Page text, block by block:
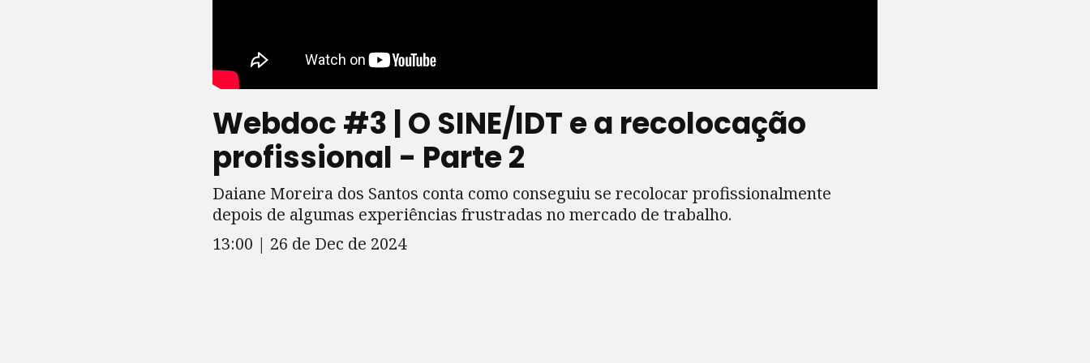
Webdoc #3 | O SINE/IDT e a recolocação
profissional - Parte 2
Daiane Moreira dos Santos conta como conseguiu se recolocar profissionalmente
depois de algumas experiências frustradas no mercado de trabalho.
13:00 | 26 de Dec de 2024